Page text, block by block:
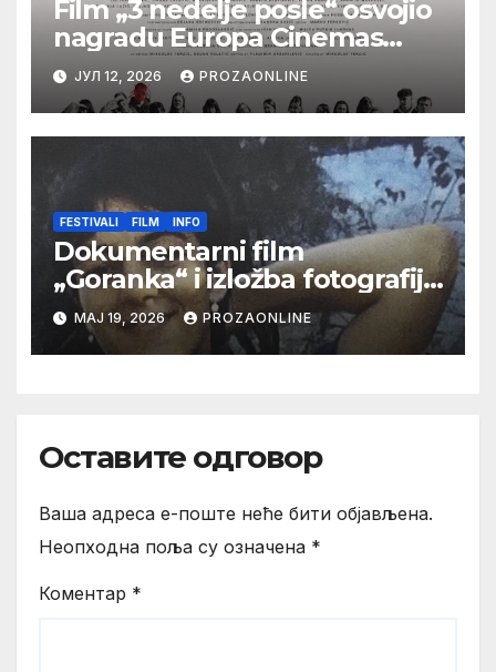
Film „3 nedelje posle“ osvojio
nagradu Europa Cinemas
Label na Filmskom festivalu u
Karlovim Varima
ЈУЛ 12, 2026 PROZAONLINE
FESTIVALI FILM INFO
Dokumentarni film
„Goranka“ i izložba fotografija
Goranke Matić “Portreti
reditelja” na 19. Beldocsu
МАЈ 19, 2026 PROZAONLINE
Оставите одговор
Ваша адреса е-поште неће бити објављена.
Неопходна поља су означена *
Коментар *